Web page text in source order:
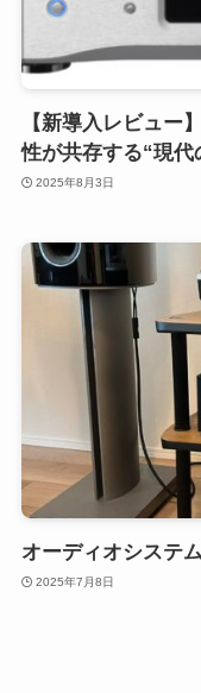
【新導入レビュー
性が共存する“現代
2025年8月3日
オーディオシステ
2025年7月8日